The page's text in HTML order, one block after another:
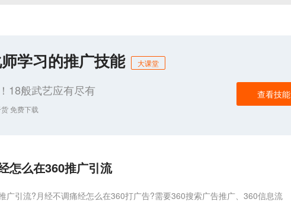
学习的推广技能 大课堂
18般武艺应有尽有
免费下载
查看技能
怎么在360推广引流
广引流?月经不调痛经怎么在360打广告?需要360搜索广告推广、360信息流